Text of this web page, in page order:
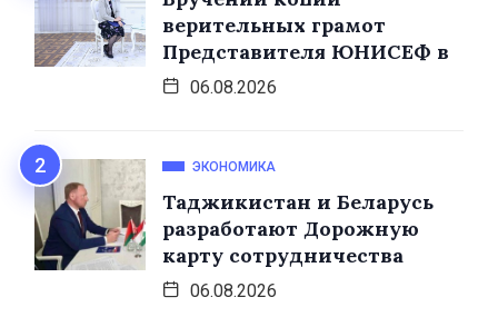
верительных грамот
Представителя ЮНИСЕФ в
06.08.2026
ЭКОНОМИКА
Таджикистан и Беларусь
разработают Дорожную
карту сотрудничества
06.08.2026